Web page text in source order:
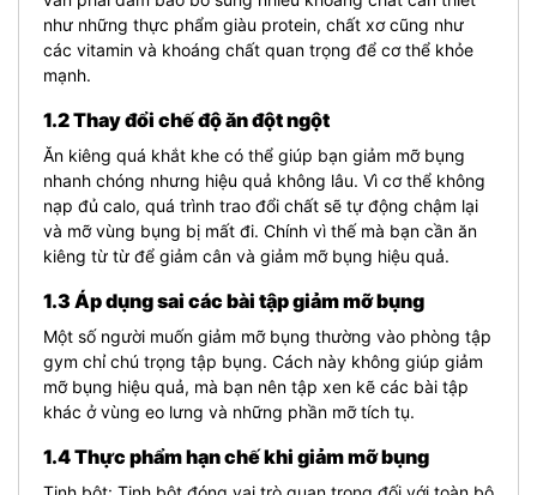
như những thực phẩm giàu protein, chất xơ cũng như
các vitamin và khoáng chất quan trọng để cơ thể khỏe
mạnh.
1.2 Thay đổi chế độ ăn đột ngột
Ăn kiêng quá khắt khe có thể giúp bạn giảm mỡ bụng
nhanh chóng nhưng hiệu quả không lâu. Vì cơ thể không
nạp đủ calo, quá trình trao đổi chất sẽ tự động chậm lại
và mỡ vùng bụng bị mất đi. Chính vì thế mà bạn cần ăn
kiêng từ từ để giảm cân và giảm mỡ bụng hiệu quả.
1.3 Áp dụng sai các bài tập giảm mỡ bụng
Một số người muốn giảm mỡ bụng thường vào phòng tập
gym chỉ chú trọng tập bụng. Cách này không giúp giảm
mỡ bụng hiệu quả, mà bạn nên tập xen kẽ các bài tập
khác ở vùng eo lưng và những phần mỡ tích tụ.
1.4 Thực phẩm hạn chế khi giảm mỡ bụng